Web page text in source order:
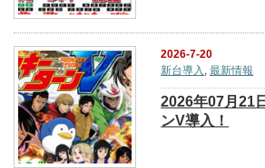
2026-7-20
新台導入
,最新情報
2026年07月21
ンV導入！